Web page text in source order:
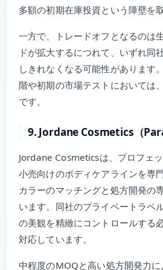
多額の初期在庫投資という障壁を
一方で、トレードオフとなるのは
ドが拡大するにつれて、いずれ同
しきれなくなる可能性があります
階や初期の市場テストにおいては
です。
9. Jordane Cosmetics（
Jordane Cosmeticsは、プロフェ
小売向けのボディケアラインを専
カラーのマッチングと処方開発の
います。同社のプライベートラベ
の美観を精緻にコントロールする
対応しています。
中程度のMOQと高い処方開発力